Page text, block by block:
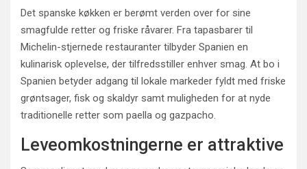
Det spanske køkken er berømt verden over for sine
smagfulde retter og friske råvarer. Fra tapasbarer til
Michelin-stjernede restauranter tilbyder Spanien en
kulinarisk oplevelse, der tilfredsstiller enhver smag. At bo i
Spanien betyder adgang til lokale markeder fyldt med friske
grøntsager, fisk og skaldyr samt muligheden for at nyde
traditionelle retter som paella og gazpacho.
Leveomkostningerne er attraktive